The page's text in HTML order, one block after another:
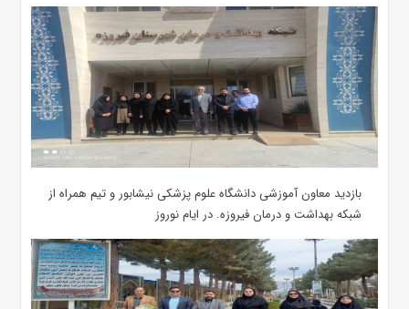
بازدید معاون آموزشی دانشگاه علوم پزشکی نیشابور و تیم همراه از
شبکه بهداشت و درمان فیروزه. در ایام نوروز